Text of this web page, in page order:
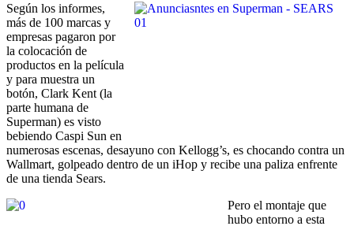
Según los informes,
más de 100 marcas y
empresas pagaron por
la colocación de
productos en la película
y para muestra un
botón, Clark Kent (la
parte humana de
Superman) es visto
bebiendo Caspi Sun en
numerosas escenas, desayuno con Kellogg’s, es chocando contra un
Wallmart, golpeado dentro de un iHop y recibe una paliza enfrente
de una tienda Sears.
Pero el montaje que
hubo entorno a esta